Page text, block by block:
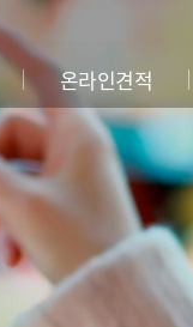
온라인견적